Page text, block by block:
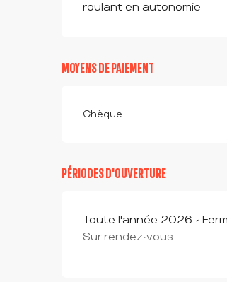
roulant en autonomie
MOYENS DE PAIEMENT
Chèque
PÉRIODES D'OUVERTURE
Toute l'année 2026 -
Sur rendez-vous